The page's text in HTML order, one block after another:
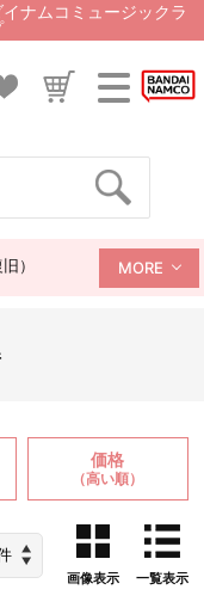
ナムコミュージックラ
） MORE
価格
（高い順）
画像表示 一覧表示